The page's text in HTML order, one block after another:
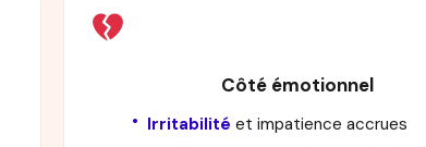
Côté émotionnel
Irritabilité et impatience accrues